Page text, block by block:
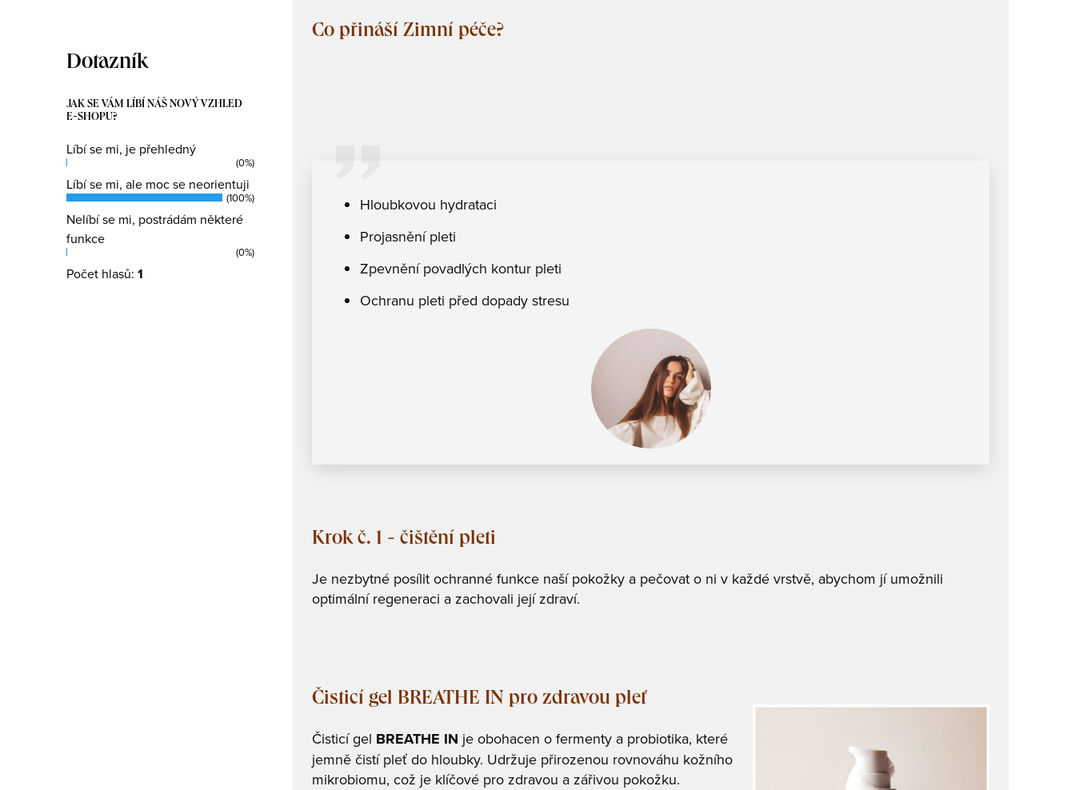
Dotazník
JAK SE VÁM LÍBÍ NÁŠ NOVÝ VZHLED
E-SHOPU?
Líbí se mi, je přehledný
(0%)
Líbí se mi, ale moc se neorientuji
(100%)
Nelíbí se mi, postrádám některé
funkce
(0%)
Počet hlasů: 1
Co přináší Zimní péče?
Hloubkovou hydrataci
Projasnění pleti
Zpevnění povadlých kontur pleti
Ochranu pleti před dopady stresu
Krok č. 1 - čištění pleti
Je nezbytné posílit ochranné funkce naší pokožky a pečovat o ni v každé vrstvě, abychom jí umožnili
optimální regeneraci a zachovali její zdraví.
Čisticí gel BREATHE IN pro zdravou pleť
Čisticí gel BREATHE IN je obohacen o fermenty a probiotika, které
jemně čistí pleť do hloubky. Udržuje přirozenou rovnováhu kožního
mikrobiomu, což je klíčové pro zdravou a zářivou pokožku.